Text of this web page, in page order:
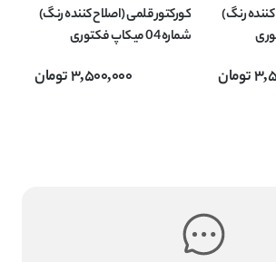
رنگ)
Correcting Cover Stick وزن
تومان
کورکتور قلمی (اصلاح کننده رنگ)
شماره 04 میکاپ فکتوری
Correcting Cover Stick وزن3,500,000تومان